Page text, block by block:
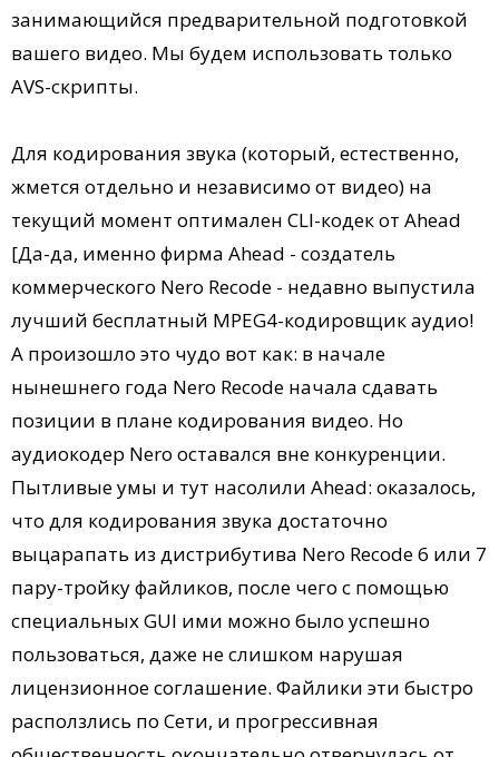
занимающийся предварительной подготовкой
вашего видео. Мы будем использовать только
AVS-скрипты.
Для кодирования звука (который, естественно,
жмется отдельно и независимо от видео) на
текущий момент оптимален CLI-кодек от Ahead
[Да-да, именно фирма Ahead - создатель
коммерческого Nero Recode - недавно выпустила
лучший бесплатный MPEG4-кодировщик аудио!
А произошло это чудо вот как: в начале
нынешнего года Nero Recode начала сдавать
позиции в плане кодирования видео. Но
аудиокодер Nero оставался вне конкуренции.
Пытливые умы и тут насолили Ahead: оказалось,
что для кодирования звука достаточно
выцарапать из дистрибутива Nero Recode 6 или 7
пару-тройку файликов, после чего с помощью
специальных GUI ими можно было успешно
пользоваться, даже не слишком нарушая
лицензионное соглашение. Файлики эти быстро
расползлись по Сети, и прогрессивная